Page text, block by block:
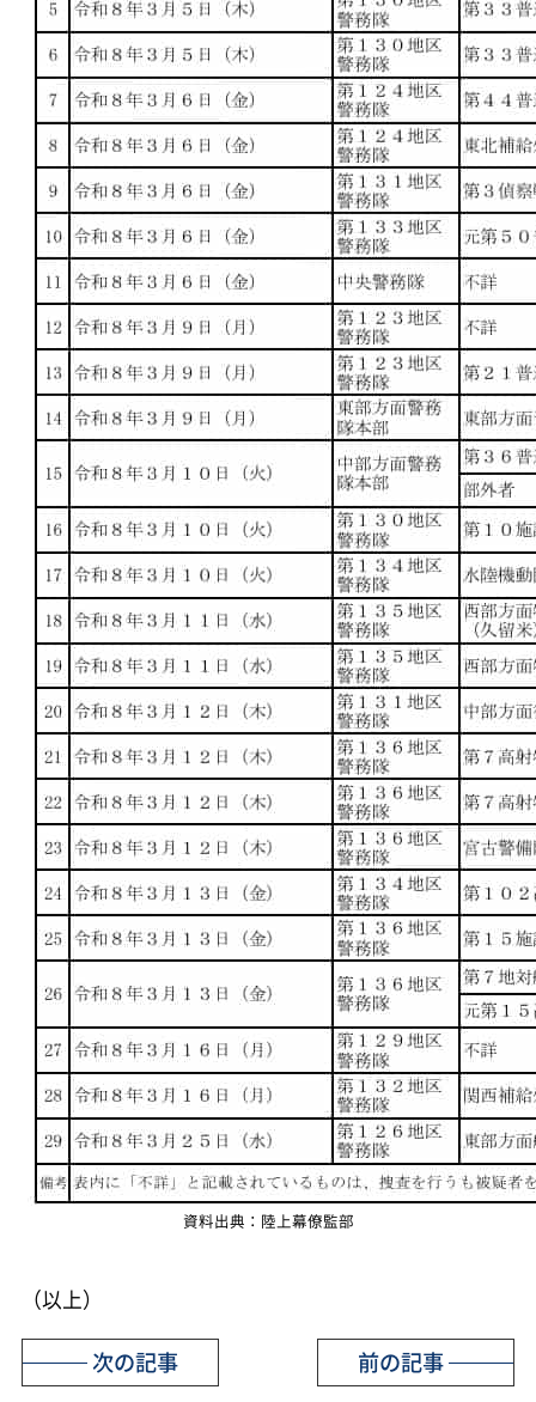
資料出典：陸上幕僚監部
（以上）
前の記事
次の記事